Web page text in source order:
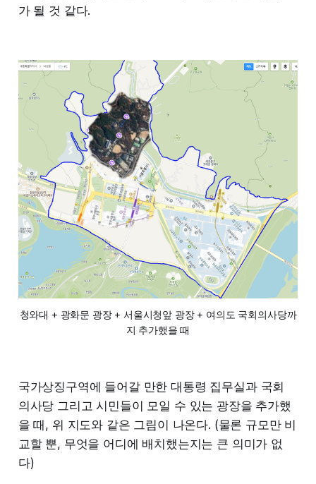
가 될 것 같다.
청와대 + 광화문 광장 + 서울시청앞 광장 + 여의도 국회의사당까
지 추가했을 때
국가상징구역에 들어갈 만한 대통령 집무실과 국회
의사당 그리고 시민들이 모일 수 있는 광장을 추가했
을 때, 위 지도와 같은 그림이 나온다. (물론 규모만 비
교할 뿐, 무엇을 어디에 배치했는지는 큰 의미가 없
다)